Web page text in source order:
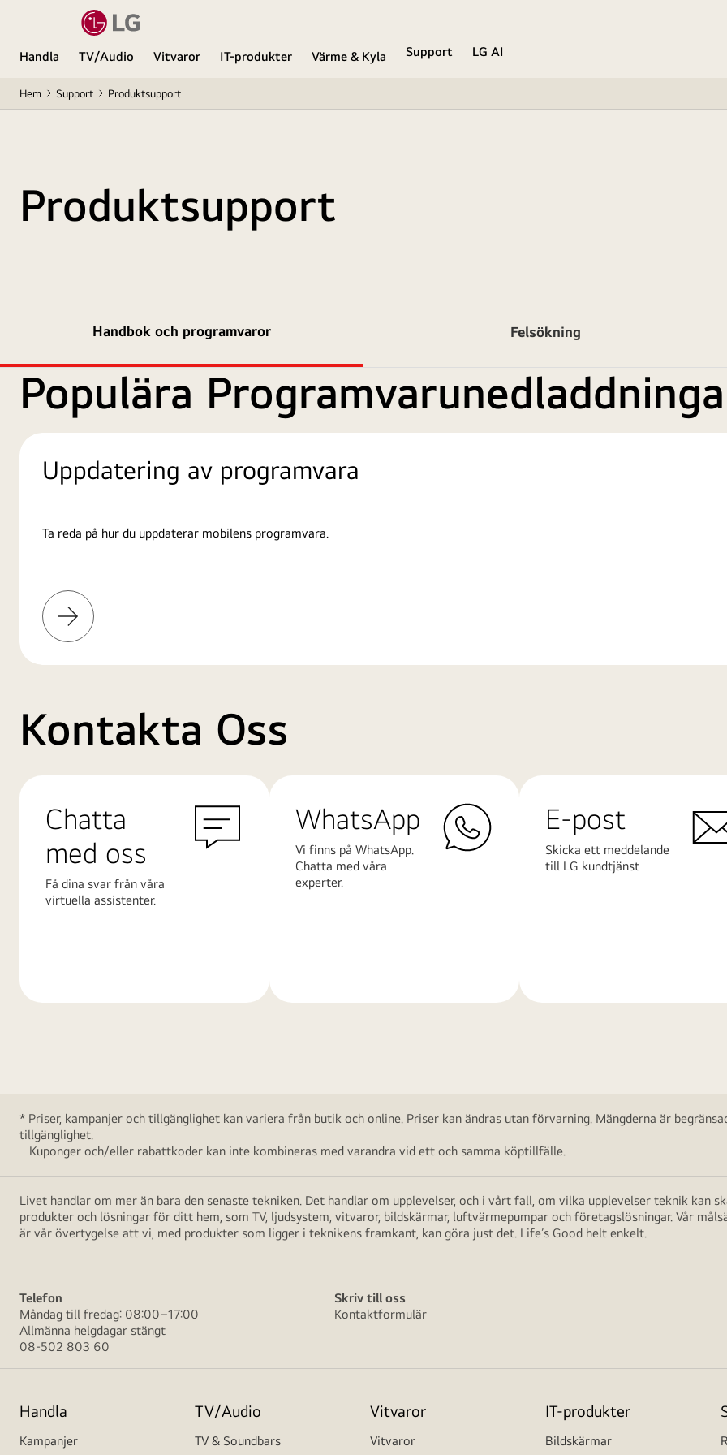
Handla TV/Audio Vitvaror IT-produkter Värme & Kyla Support LG AI
Hem Support Produktsupport
Produktsupport
Handbok och programvaror Felsökning
Populära
Uppdatering av programvara
Ta reda på hur du uppdaterar mobilens programvara.
Läs
mer
Kontakta Oss
Chatta
med oss
Få dina svar från våra
virtuella assistenter.
WhatsApp
Vi finns på WhatsApp.
Chatta med våra
experter.
E-post
Skicka ett meddelande
till LG kundtjänst
* Priser, kampanjer och tillgänglighet kan variera från butik och online. Priser kan ändras utan förvarning. Mängderna är
tillgänglighet.
Kuponger och/eller rabattkoder kan inte kombineras med varandra vid ett och samma köptillfälle.
Livet handlar om mer än bara den senaste tekniken. Det handlar om upplevelser, och i vårt fall, om vilka upplevelser teknik kan
produkter och lösningar för ditt hem, som TV, ljudsystem, vitvaror, bildskärmar, luftvärmepumpar och företagslösningar. Vår
är vår övertygelse att vi, med produkter som ligger i teknikens framkant, kan göra just det. Life’s Good helt enkelt.
Telefon
Måndag till fredag: 08:00–17:00
Allmänna helgdagar stängt
08-502 803 60
Skriv till oss
Kontaktformulär
Handla
Kampanjer
TV/Audio
TV & Soundbars
Vitvaror
Vitvaror
IT-produkter
Bildskärmar